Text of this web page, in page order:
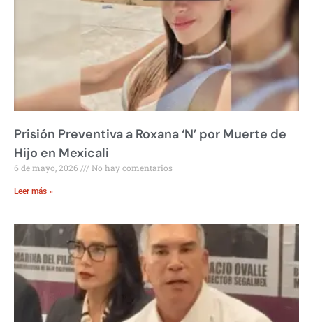
Prisión Preventiva a Roxana ‘N’ por Muerte de
Hijo en Mexicali
6 de mayo, 2026 No hay comentarios
Leer más »